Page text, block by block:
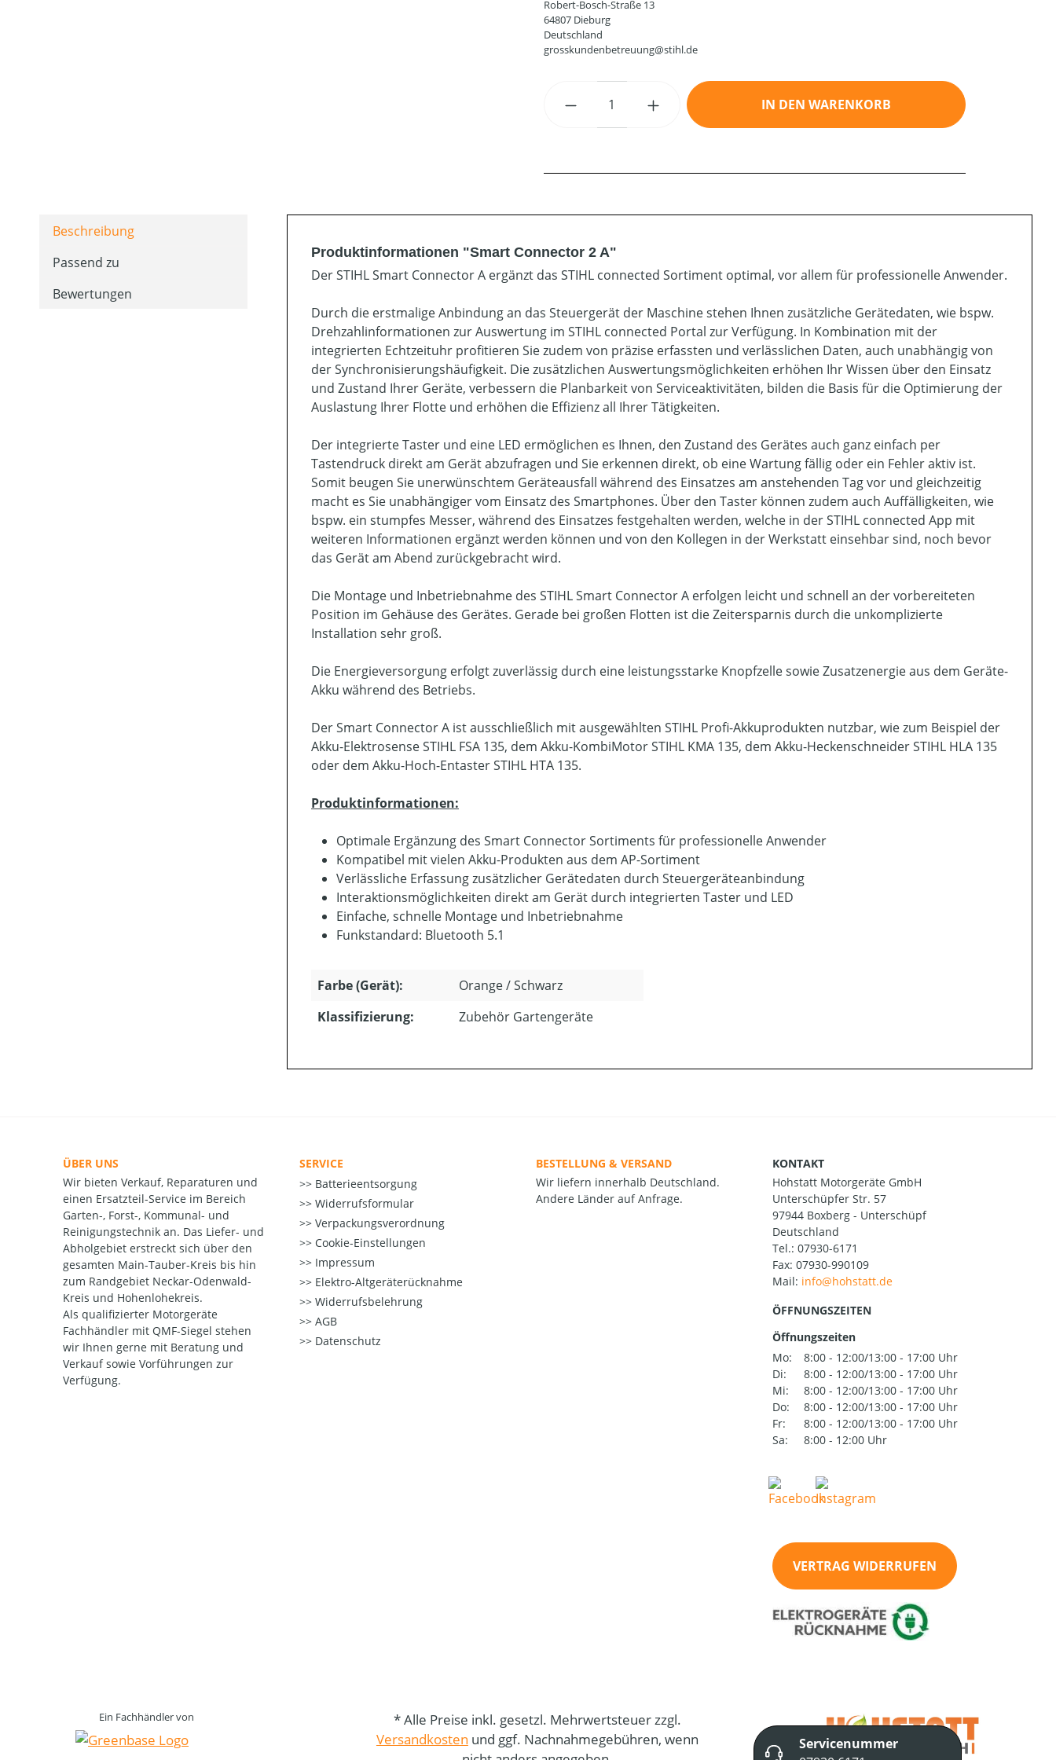
Robert-Bosch-Straße 13
64807 Dieburg
Deutschland
grosskundenbetreuung@stihl.de
Produkt Anzahl: Gib den gewünschten Wert ein oder
IN DEN WARENKORB
Beschreibung
Passend zu
Bewertungen
Produktinformationen "Smart Connector 2 A"
Der STIHL Smart Connector A ergänzt das STIHL connected Sortiment optimal, vor allem für professionelle Anwender.
Durch die erstmalige Anbindung an das Steuergerät der Maschine stehen Ihnen zusätzliche Gerätedaten, wie bspw.
Drehzahlinformationen zur Auswertung im STIHL connected Portal zur Verfügung. In Kombination mit der
integrierten Echtzeituhr profitieren Sie zudem von präzise erfassten und verlässlichen Daten, auch unabhängig von
der Synchronisierungshäufigkeit. Die zusätzlichen Auswertungsmöglichkeiten erhöhen Ihr Wissen über den Einsatz
und Zustand Ihrer Geräte, verbessern die Planbarkeit von Serviceaktivitäten, bilden die Basis für die Optimierung der
Auslastung Ihrer Flotte und erhöhen die Effizienz all Ihrer Tätigkeiten.
Der integrierte Taster und eine LED ermöglichen es Ihnen, den Zustand des Gerätes auch ganz einfach per
Tastendruck direkt am Gerät abzufragen und Sie erkennen direkt, ob eine Wartung fällig oder ein Fehler aktiv ist.
Somit beugen Sie unerwünschtem Geräteausfall während des Einsatzes am anstehenden Tag vor und gleichzeitig
macht es Sie unabhängiger vom Einsatz des Smartphones. Über den Taster können zudem auch Auffälligkeiten, wie
bspw. ein stumpfes Messer, während des Einsatzes festgehalten werden, welche in der STIHL connected App mit
weiteren Informationen ergänzt werden können und von den Kollegen in der Werkstatt einsehbar sind, noch bevor
das Gerät am Abend zurückgebracht wird.
Die Montage und Inbetriebnahme des STIHL Smart Connector A erfolgen leicht und schnell an der vorbereiteten
Position im Gehäuse des Gerätes. Gerade bei großen Flotten ist die Zeitersparnis durch die unkomplizierte
Installation sehr groß.
Die Energieversorgung erfolgt zuverlässig durch eine leistungsstarke Knopfzelle sowie Zusatzenergie aus dem Geräte-
Akku während des Betriebs.
Der Smart Connector A ist ausschließlich mit ausgewählten STIHL Profi-Akkuprodukten nutzbar, wie zum Beispiel der
Akku-Elektrosense STIHL FSA 135, dem Akku-KombiMotor STIHL KMA 135, dem Akku-Heckenschneider STIHL HLA 135
oder dem Akku-Hoch-Entaster STIHL HTA 135.
Produktinformationen:
Optimale Ergänzung des Smart Connector Sortiments für professionelle Anwender
Kompatibel mit vielen Akku-Produkten aus dem AP-Sortiment
Verlässliche Erfassung zusätzlicher Gerätedaten durch Steuergeräteanbindung
Interaktionsmöglichkeiten direkt am Gerät durch integrierten Taster und LED
Einfache, schnelle Montage und Inbetriebnahme
Funkstandard: Bluetooth 5.1
Farbe (Gerät):
Orange / Schwarz
Klassifizierung:
Zubehör Gartengeräte
ÜBER UNS
Wir bieten Verkauf, Reparaturen und
einen Ersatzteil-Service im Bereich
Garten-, Forst-, Kommunal- und
Reinigungstechnik an. Das Liefer- und
Abholgebiet erstreckt sich über den
gesamten Main-Tauber-Kreis bis hin
zum Randgebiet Neckar-Odenwald-
Kreis und Hohenlohekreis.
Als qualifizierter Motorgeräte
Fachhändler mit QMF-Siegel stehen
wir Ihnen gerne mit Beratung und
Verkauf sowie Vorführungen zur
Verfügung.
SERVICE
Batterieentsorgung
Widerrufsformular
Verpackungsverordnung
Cookie-Einstellungen
Impressum
Elektro-Altgeräterücknahme
Widerrufsbelehrung
AGB
Datenschutz
BESTELLUNG & VERSAND
Wir liefern innerhalb Deutschland.
Andere Länder auf Anfrage.
KONTAKT
Hohstatt Motorgeräte GmbH
Unterschüpfer Str. 57
97944 Boxberg - Unterschüpf
Deutschland
Tel.: 07930-6171
Fax: 07930-990109
Mail:
ÖFFNUNGSZEITEN
Öffnungszeiten
Mo:
8:00 - 12:00/13:00 - 17:00 Uhr
Di:
8:00 - 12:00/13:00 - 17:00 Uhr
Mi:
8:00 - 12:00/13:00 - 17:00 Uhr
Do:
8:00 - 12:00/13:00 - 17:00 Uhr
Fr:
8:00 - 12:00/13:00 - 17:00 Uhr
Sa:
8:00 - 12:00 Uhr
VERTRAG WIDERRUFEN
Ein Fachhändler von
* Alle Preise inkl. gesetzl. Mehrwertsteuer zzgl.
Versandkosten und ggf. Nachnahmegebühren, wenn
Servicenummer